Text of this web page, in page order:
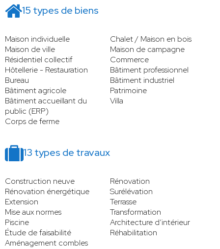
15 types de biens
Maison individuelle
Chalet / Maison en bois
Maison de ville
Maison de campagne
Résidentiel collectif
Commerce
Hôtellerie - Restauration
Bâtiment professionnel
Bureau
Bâtiment industriel
Bâtiment agricole
Patrimoine
Bâtiment accueillant du
public (ERP)
Villa
Corps de ferme
13 types de travaux
Construction neuve
Rénovation
Rénovation énergétique
Surélévation
Extension
Terrasse
Mise aux normes
Transformation
Piscine
Architecture d’intérieur
Étude de faisabilité
Réhabilitation
Aménagement combles